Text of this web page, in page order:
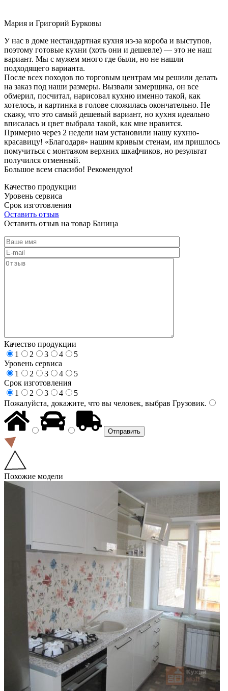
Мария и Григорий Бурковы
У нас в доме нестандартная кухня из-за короба и выступов,
поэтому готовые кухни (хоть они и дешевле) — это не наш
вариант. Мы с мужем много где были, но не нашли
подходящего варианта.
После всех походов по торговым центрам мы решили делать
на заказ под наши размеры. Вызвали замерщика, он все
обмерил, посчитал, нарисовал кухню именно такой, как
хотелось, и картинка в голове сложилась окончательно. Не
скажу, что это самый дешевый вариант, но кухня идеально
вписалась и цвет выбрала такой, как мне нравится.
Примерно через 2 недели нам установили нашу кухню-
красавицу! «Благодаря» нашим кривым стенам, им пришлось
помучиться с монтажом верхних шкафчиков, но результат
получился отменный.
Большое всем спасибо! Рекомендую!
Качество продукции
Уровень сервиса
Срок изготовления
Оставить отзыв
Оставить отзыв на товар Баница
Качество продукции
1
2 3 4
5
Уровень сервиса
1
2 3 4
5
Срок изготовления
1
2 3 4
5
Пожалуйста, докажите, что вы человек, выбрав Грузовик.
Похожие модели